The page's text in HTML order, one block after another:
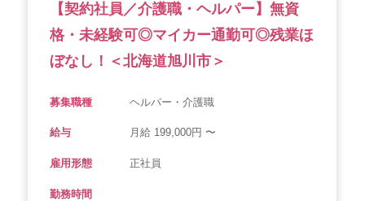
【契約社員／介護職・ヘルパー】無資
格・未経験可◎マイカー通勤可◎残業ほ
ぼなし！＜北海道旭川市＞
募集職種 ヘルパー・介護職
給与 月給 199,000円 〜
雇用形態 正社員
勤務時間